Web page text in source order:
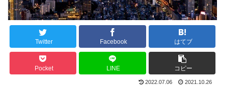
Twitter Facebook はてブ
Pocket LINE コピー
2022.07.06 2021.10.26